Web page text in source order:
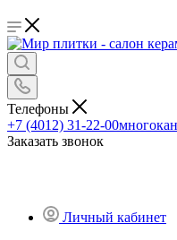
Телефоны
+7 (4012) 31-22-00
Заказать звонок
Личный кабинет